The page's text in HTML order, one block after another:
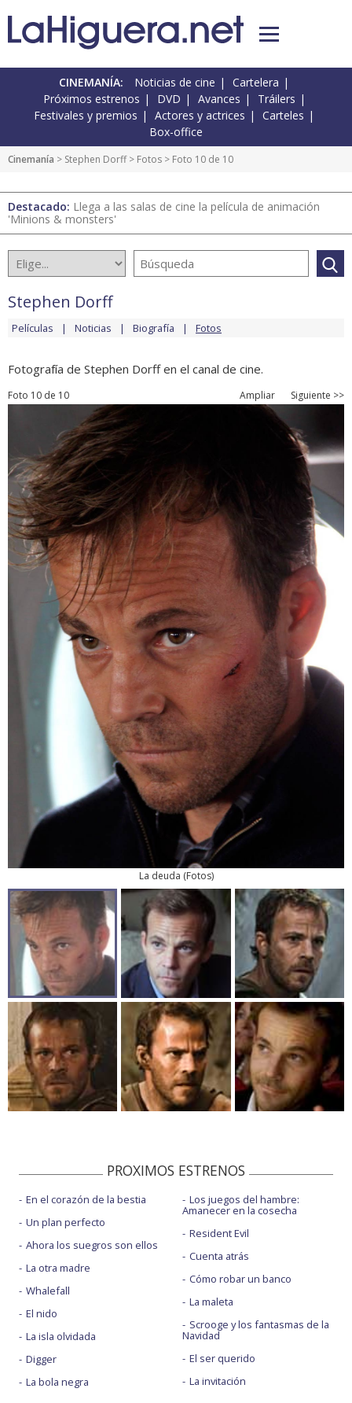
CINEMANÍA: Noticias de cine
Cartelera
Próximos estrenos
DVD Avances
Tráilers
Festivales y premios
Actores y actrices
Carteles
Box-office
Cinemanía > Stephen Dorff> Fotos > Foto 10 de 10
Destacado: Llega a las salas de cine la película de animación
'Minions & monsters'
Stephen Dorff
Películas Noticias Biografía Fotos
Fotografía de Stephen Dorff en el canal de cine.
Foto 10 de 10 Ampliar Siguiente >>
La deuda (Fotos)
PROXIMOS ESTRENOS
En el corazón de la bestia
Un plan perfecto
Ahora los suegros son ellos
La otra madre
Whalefall
El nido
La isla olvidada
Digger
La bola negra
Los juegos del hambre:
Amanecer en la cosecha
Resident Evil
Cuenta atrás
Cómo robar un banco
La maleta
Scrooge y los fantasmas de la
Navidad
El ser querido
La invitación